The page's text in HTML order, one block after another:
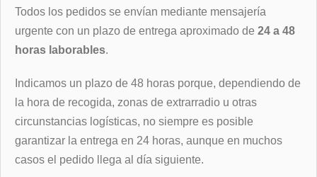
Todos los pedidos se envían mediante mensajería
urgente con un plazo de entrega aproximado de 24 a 48
horas laborables.
Indicamos un plazo de 48 horas porque, dependiendo de
la hora de recogida, zonas de extrarradio u otras
circunstancias logísticas, no siempre es posible
garantizar la entrega en 24 horas, aunque en muchos
casos el pedido llega al día siguiente.